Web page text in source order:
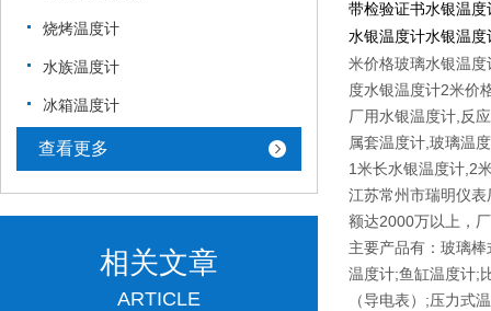
烧烤温度计
水族温度计
冰箱温度计
查看更多
相关文章
ARTICLE
带检验证书水银温
水银温度计水银温
米价格玻璃水银温
度水银温度计2米价
厂用水银温度计,反
属套温度计,玻璃温
1米长水银温度计,2
江苏常州市瑞明仪
额达2000万以上，
主要产品有：玻璃
温度计;鱼缸温度计;
（导电表）;压力式